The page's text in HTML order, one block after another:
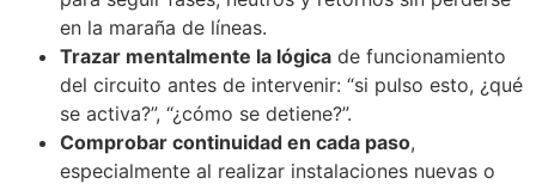
en la maraña de líneas.
Trazar mentalmente la lógica de funcionamiento
del circuito antes de intervenir: “si pulso esto, ¿qué
se activa?”, “¿cómo se detiene?”.
Comprobar continuidad en cada paso,
especialmente al realizar instalaciones nuevas o